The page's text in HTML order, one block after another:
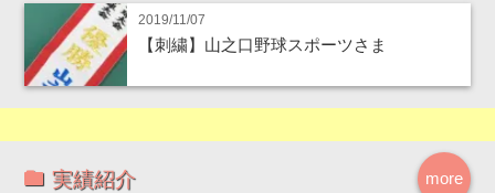
2019/11/07
【刺繍】山之口野球スポーツさま
more
実績紹介